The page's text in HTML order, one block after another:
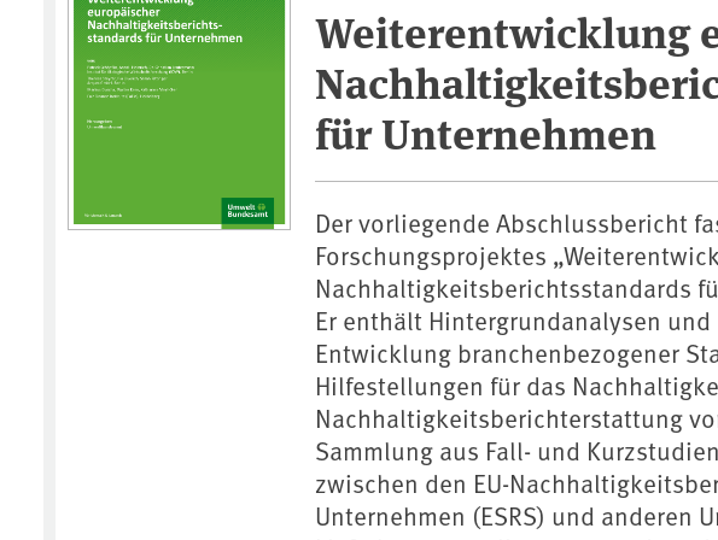
Weiterentwicklung
für Unternehmen
Der vorliegende Abschlussbericht
Forschungsprojektes
Nachhaltigkeitsberichtsstandards
Er enthält Hintergrundanalysen
Entwicklung branchenbezogener
Hilfestellungen für das
Nachhaltigkeitsberichterstattung
Sammlung aus Fall- und
zwischen den EU-
Unternehmen (ESRS) und anderen